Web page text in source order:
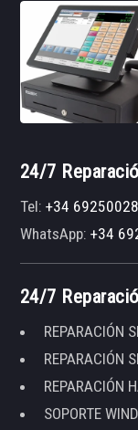
24/7
Tel:+34
WhatsApp:+34
24/7
REPARACIÓN
REPARACIÓN
REPARACIÓN
SOPORTE